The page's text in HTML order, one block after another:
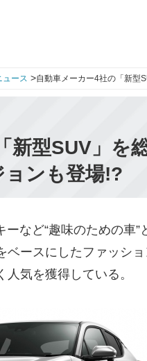
ュース >自動車メーカー4社の「新型
新型SUV」を
ンも登場!?
など“趣味のための車”
ベースにしたファッシ
気を獲得している。